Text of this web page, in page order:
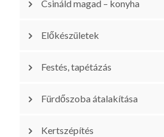
Csináld magad – konyha
Előkészületek
Festés, tapétázás
Fürdőszoba átalakítása
Kertszépítés